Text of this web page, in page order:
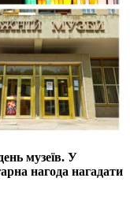
музеїв. У
нагода нагадати